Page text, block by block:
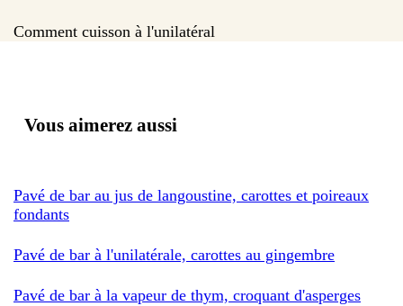
Comment cuisson à l'unilatéral
Vous aimerez aussi
Pavé de bar au jus de langoustine, carottes et poireaux
fondants
Pavé de bar à l'unilatérale, carottes au gingembre
Pavé de bar à la vapeur de thym, croquant d'asperges